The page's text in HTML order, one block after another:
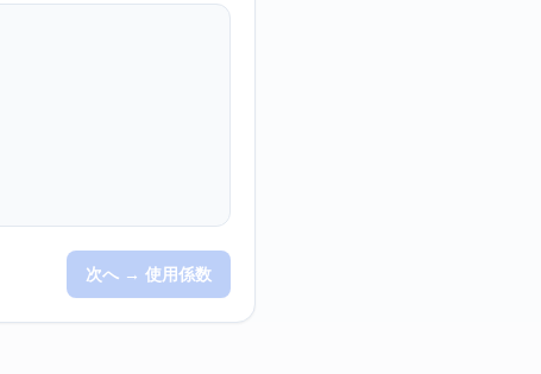
次へ → 使用係数